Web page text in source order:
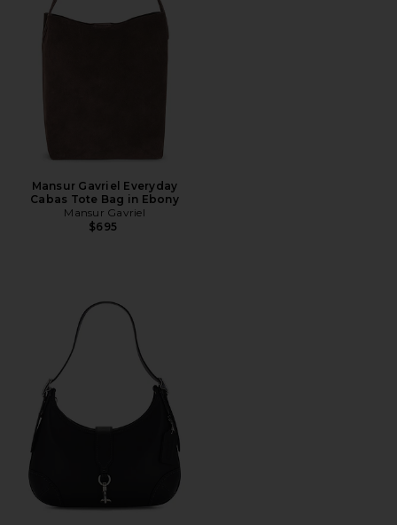
Mansur Gavriel Everyday
Cabas Tote Bag in Ebony
Mansur Gavriel
$695